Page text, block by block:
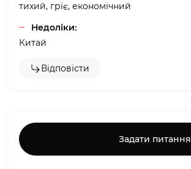
тихий, гріє, економічний
Недоліки:
Китай
Відповісти
Задати питання